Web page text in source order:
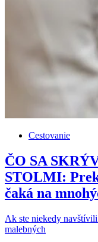
Cestovanie
ČO SA
STOLMI:
čaká na
Ak ste niekedy
malebných